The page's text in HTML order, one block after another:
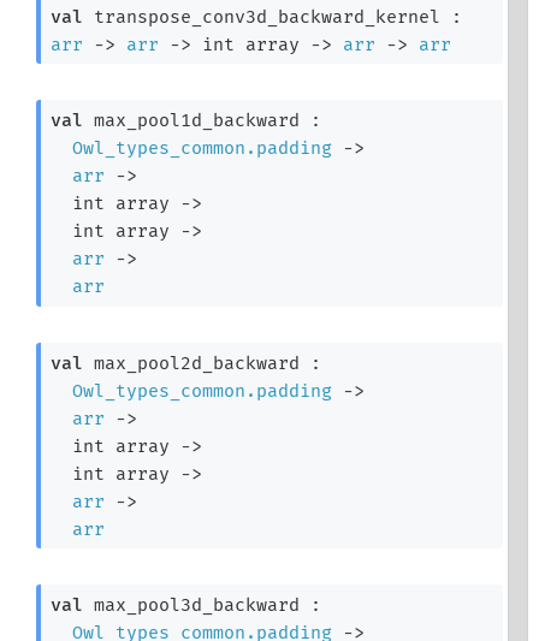
val
arr
-> arr -> int array -> arr -> arr
val max_pool1d_backward :
Owl_types_common.padding ->
arr
->
int array
->
int array
->
arr
->
arr
val max_pool2d_backward :
Owl_types_common.padding ->
arr
->
int array
->
int array
->
arr
->
arr
val max_pool3d_backward :
Owl_types_common.padding ->